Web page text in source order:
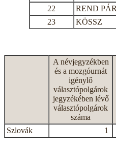
22
REND
23
KÖSSZ
A névjegyzékben
és a mozgóurnát
igénylő
választópolgárok
jegyzékében lévő
választópolgárok
száma
Szlovák 1